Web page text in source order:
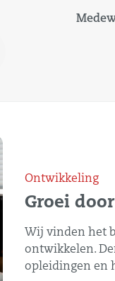
Ontwikkeling
Groei door
Wij vinden het
ontwikkelen.
opleidingen en